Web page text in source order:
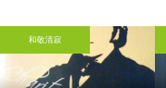
和敬清寂